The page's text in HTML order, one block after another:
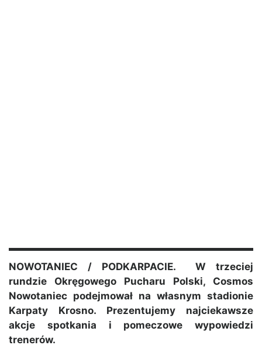
NOWOTANIEC / PODKARPACIE. W trzeciej
rundzie Okręgowego Pucharu Polski, Cosmos
Nowotaniec podejmował na własnym stadionie
Karpaty Krosno. Prezentujemy najciekawsze
akcje spotkania i pomeczowe wypowiedzi
trenerów.